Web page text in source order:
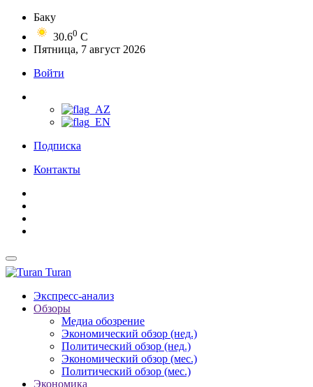
Баку
30.60 C
Пятница, 7 август 2026
Войти
Подписка
Контакты
Turan
Экспресс-анализ
Обзоры
Медиа обозрение
Экономический обзор (нед.)
Политический обзор (нед.)
Экономический обзор (мес.)
Политический обзор (мес.)
Экономика